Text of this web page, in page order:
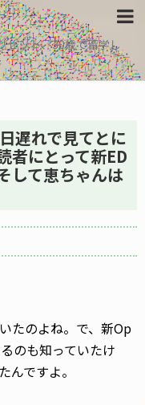
セット、30歳で留学し
れで見てとに
者にとって新ED
して恵ちゃんは
たのよね。で、新Op
のも知っていたけ
んですよ。